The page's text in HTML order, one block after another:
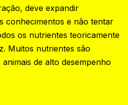
deve expandir
conhecimentos e não tentar
os nutrientes teoricamente
Muitos nutrientes são
de alto desempenho